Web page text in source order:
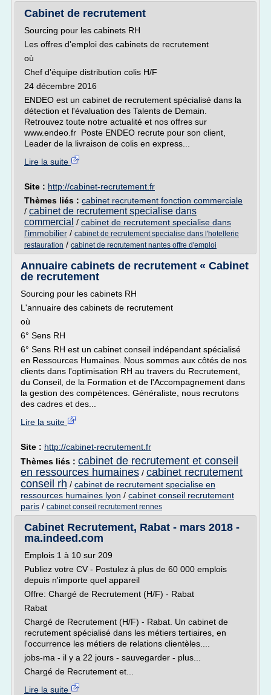
Cabinet de recrutement
Sourcing pour les cabinets RH
Les offres d'emploi des cabinets de recrutement
où
Chef d'équipe distribution colis H/F
24 décembre 2016
ENDEO est un cabinet de recrutement spécialisé dans la
détection et l'évaluation des Talents de Demain.
Retrouvez toute notre actualité et nos offres sur
www.endeo.fr Poste ENDEO recrute pour son client,
Leader de la livraison de colis en express...
Lire la suite
Site : http://cabinet-recrutement.fr
Thèmes liés : cabinet recrutement fonction commerciale
/ cabinet de recrutement specialise dans
commercial / cabinet de recrutement specialise dans
l'immobilier / cabinet de recrutement specialise dans l'hotellerie
restauration / cabinet de recrutement nantes offre d'emploi
Annuaire cabinets de recrutement « Cabinet
de recrutement
Sourcing pour les cabinets RH
L'annuaire des cabinets de recrutement
où
6° Sens RH
6° Sens RH est un cabinet conseil indépendant spécialisé
en Ressources Humaines. Nous sommes aux côtés de nos
clients dans l'optimisation RH au travers du Recrutement,
du Conseil, de la Formation et de l'Accompagnement dans
la gestion des compétences. Généraliste, nous recrutons
des cadres et des...
Lire la suite
Site : http://cabinet-recrutement.fr
Thèmes liés : cabinet de recrutement et conseil
en ressources humaines / cabinet recrutement
conseil rh / cabinet de recrutement specialise en
ressources humaines lyon / cabinet conseil recrutement
paris / cabinet conseil recrutement rennes
Cabinet Recrutement, Rabat - mars 2018 -
ma.indeed.com
Emplois 1 à 10 sur 209
Publiez votre CV - Postulez à plus de 60 000 emplois
depuis n'importe quel appareil
Offre: Chargé de Recrutement (H/F) - Rabat
Rabat
Chargé de Recrutement (H/F) - Rabat. Un cabinet de
recrutement spécialisé dans les métiers tertiaires, en
l'occurrence les métiers de relations clientèles....
jobs-ma - il y a 22 jours - sauvegarder - plus...
Chargé de Recrutement et...
Lire la suite